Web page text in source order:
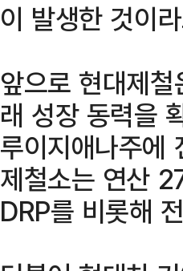
이 발생한 것이
앞으로 현대제
래 성장 동력을
루이지애나주에
제철소는 연산
DRP를 비롯해